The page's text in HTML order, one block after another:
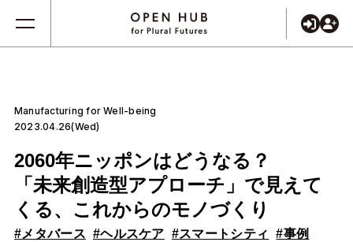
Manufacturing for Well-being
2023.04.26(Wed)
2060年ニッポンはどうなる？
「未来創造型アプローチ」で見えて
くる、これからのモノづくり
#メタバース #ヘルスケア #スマートシティ
#事例